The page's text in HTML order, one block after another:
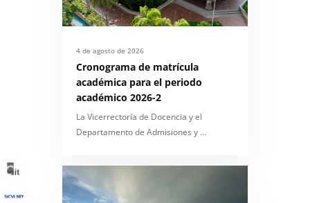
4 de agosto de 2026
Cronograma de matrícula
académica para el periodo
académico 2026-2
La Vicerrectoría de Docencia y el
Departamento de Admisiones y …